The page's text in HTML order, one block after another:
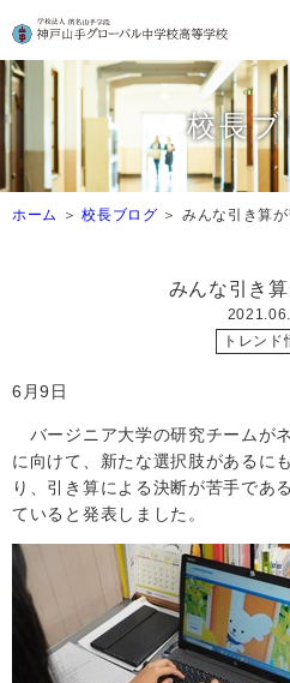
校長
ホーム 校長ブログ みんな引き算が
みんな引き
トレンド
6月9日
バージニア大学の研究チームが
に向けて、新たな選択肢があるに
り、引き算による決断が苦手であ
ていると発表しました。